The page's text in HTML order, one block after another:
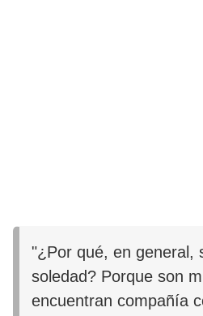
"¿Por qué, en general,
soledad? Porque son
encuentran compañía